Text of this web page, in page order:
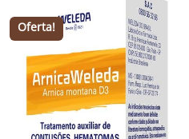
Oferta!